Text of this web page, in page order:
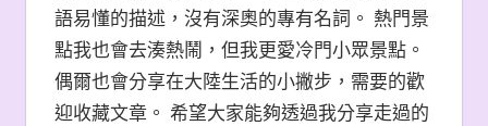
語易懂的描述，沒有深奧的專有名詞。 熱門景
點我也會去湊熱鬧，但我更愛冷門小眾景點。
偶爾也會分享在大陸生活的小撇步，需要的歡
迎收藏文章。 希望大家能夠透過我分享走過的